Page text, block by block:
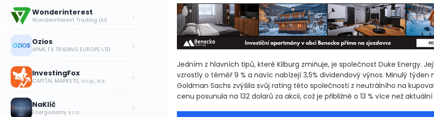
Jedním z hlavních tipů, které Kilburg zmiňuje, je společnost Duke Energy.
vzrostly o téměř 9 % a navíc nabízejí 3,5% dividendový výnos. Minulý týden
Goldman Sachs zvýšila svůj rating této společnosti z neutrálního na
cenu posunula na 132 dolarů za akcii, což je přibližně o 13 % více než
Wonderinterest
Wonderinterest Trading Ltd ›
Ozios
APME FX TRADING EUROPE LTD ›
InvestingFox
CAPITAL MARKETS, o.c.p., a.s. ›
NaKlíč
Energodomy s.r.o. ›